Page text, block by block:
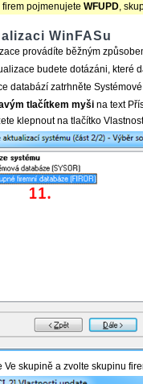
pojmenujete WFUPD,
WinFASu
provádíte běžným
budete dotázáni, které
databází zatrhněte
tlačítkem myšina text
klepnout na tlačítko
Ve skupině a zvolte skupinu